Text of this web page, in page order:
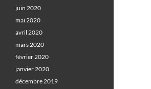
juin 2020
mai 2020
avril 2020
mars 2020
février 2020
janvier 2020
décembre 2019